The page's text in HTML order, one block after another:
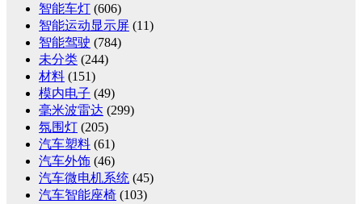
智能车灯 (606)
智能运动显示屏 (11)
智能驾驶 (784)
未分类 (244)
材料 (151)
模内电子 (49)
毫米波雷达 (299)
氛围灯 (205)
汽车塑料 (61)
汽车外饰 (46)
汽车微电机系统 (45)
汽车智能座椅 (103)